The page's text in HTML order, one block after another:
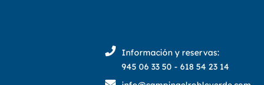
Información y reservas:
945 06 33 50 - 618 54 23 14